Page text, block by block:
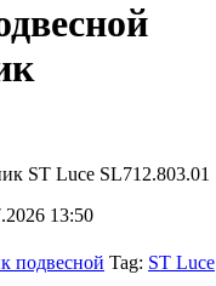
ST Luce SL712.803.01
13:50
подвесной Tag: ST Luce